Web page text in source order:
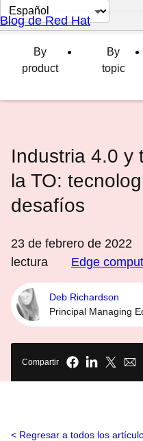
Cambiar
el
idioma
Blog de Red Hat
By
product
By
topic
Industria 4.0 y
la TO:
desafíos
23 de febrero de 2022
lectura
Edge
Deb Richardson
Principal Managing
Compartir
Regresar a todos los